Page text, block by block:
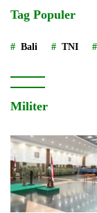
Tag Populer
Bali TNI
Militer